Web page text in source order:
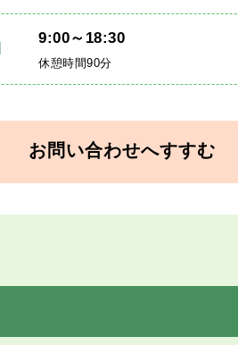
9:00～18:30
休憩時間90分
お問い合わせへすすむ